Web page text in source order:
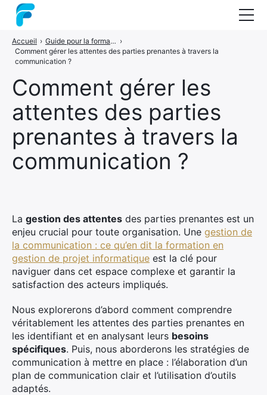
Comment gérer les
attentes des parties
prenantes à travers la
communication ?
Accueil › Guide pour la formation en gestion de projets ›
Comment gérer les attentes des parties prenantes à travers la
communication ?
La gestion des attentes des parties prenantes est un
enjeu crucial pour toute organisation. Une gestion de
la communication : ce qu’en dit la formation en
gestion de projet informatique est la clé pour
naviguer dans cet espace complexe et garantir la
satisfaction des acteurs impliqués.
Nous explorerons d’abord comment comprendre
véritablement les attentes des parties prenantes en
les identifiant et en analysant leurs besoins
spécifiques. Puis, nous aborderons les stratégies de
communication à mettre en place : l’élaboration d’un
plan de communication clair et l’utilisation d’outils
adaptés.
Nos formations
Audit
Guide : les méthodes projets
A propos
Contact